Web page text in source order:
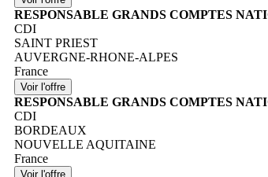
RESPONSABLE GRANDS COMPTES
CDI
SAINT PRIEST
AUVERGNE-RHONE-ALPES
France
RESPONSABLE GRANDS COMPTES
CDI
BORDEAUX
NOUVELLE AQUITAINE
France